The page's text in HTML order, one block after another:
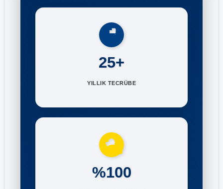
25+
YILLIK TECRÜBE
%100